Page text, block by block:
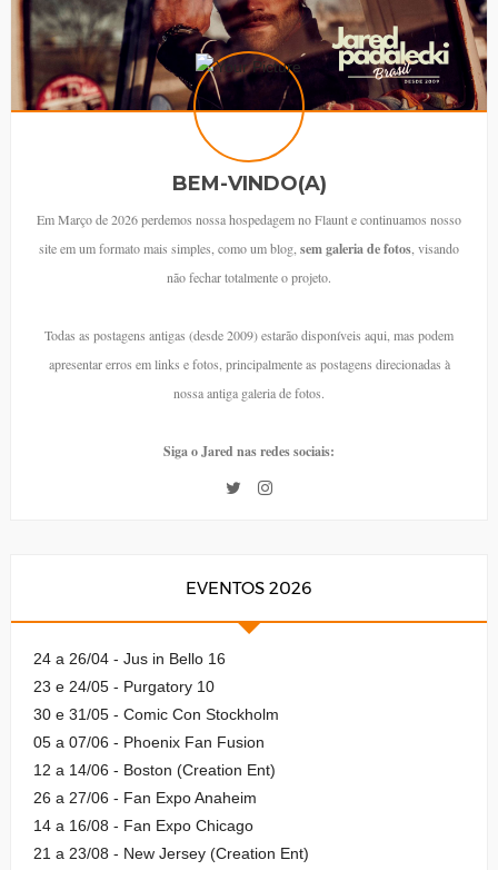
BEM-VINDO(A)
Em Março de 2026 perdemos nossa hospedagem no Flaunt e continuamos nosso
site em um formato mais simples, como um blog, sem galeria de fotos , visando
não fechar totalmente o projeto.
Todas as postagens antigas (desde 2009) estarão disponíveis aqui, mas podem
apresentar erros em links e fotos, principalmente as postagens direcionadas à
nossa antiga galeria de fotos.
Siga o Jared nas redes sociais:
EVENTOS 2026
24 a 26/04 - Jus in Bello 16
23 e 24/05 - Purgatory 10
30 e 31/05 - Comic Con Stockholm
05 a 07/06 - Phoenix Fan Fusion
12 a 14/06 - Boston (Creation Ent)
26 a 27/06 - Fan Expo Anaheim
14 a 16/08 - Fan Expo Chicago
21 a 23/08 - New Jersey (Creation Ent)